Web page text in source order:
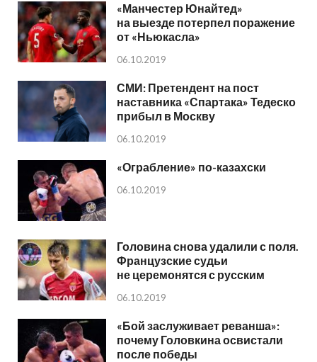
«Манчестер Юнайтед»
на выезде потерпел поражение
от «Ньюкасла»
06.10.2019
СМИ: Претендент на пост
наставника «Спартака» Тедеско
прибыл в Москву
06.10.2019
«Ограбление» по-казахски
06.10.2019
Головина снова удалили с поля.
Французские судьи
не церемонятся с русским
06.10.2019
«Бой заслуживает реванша»:
почему Головкина освистали
после победы